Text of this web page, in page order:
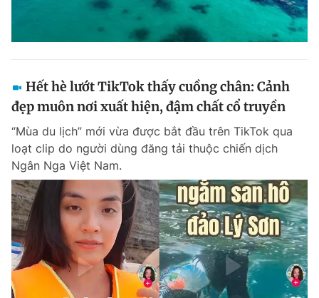
Hết hè lướt TikTok thấy cuồng chân: Cảnh
đẹp muôn nơi xuất hiện, đậm chất cổ truyền
“Mùa du lịch” mới vừa được bắt đầu trên TikTok qua
loạt clip do người dùng đăng tải thuộc chiến dịch
Ngân Nga Việt Nam.